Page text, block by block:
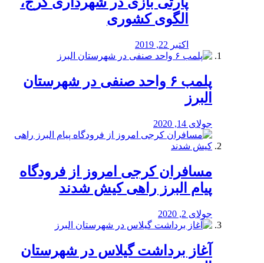
الگوی کشوری
اکتبر 22, 2019
پلمب ۶ واحد صنفی در شهرستان
البرز
جولای 14, 2020
مسافران کرجی امروز از فرودگاه
پیام البرز راهی کیش شدند
جولای 2, 2020
آغاز برداشت گیلاس در شهرستان